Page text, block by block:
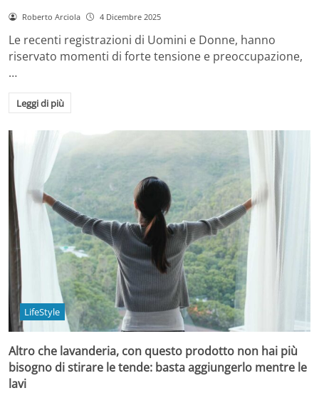
Roberto Arciola 4 Dicembre 2025
Le recenti registrazioni di Uomini e Donne, hanno
riservato momenti di forte tensione e preoccupazione,
…
Leggi di più
LifeStyle
Altro che lavanderia, con questo prodotto non hai più
bisogno di stirare le tende: basta aggiungerlo mentre le
lavi